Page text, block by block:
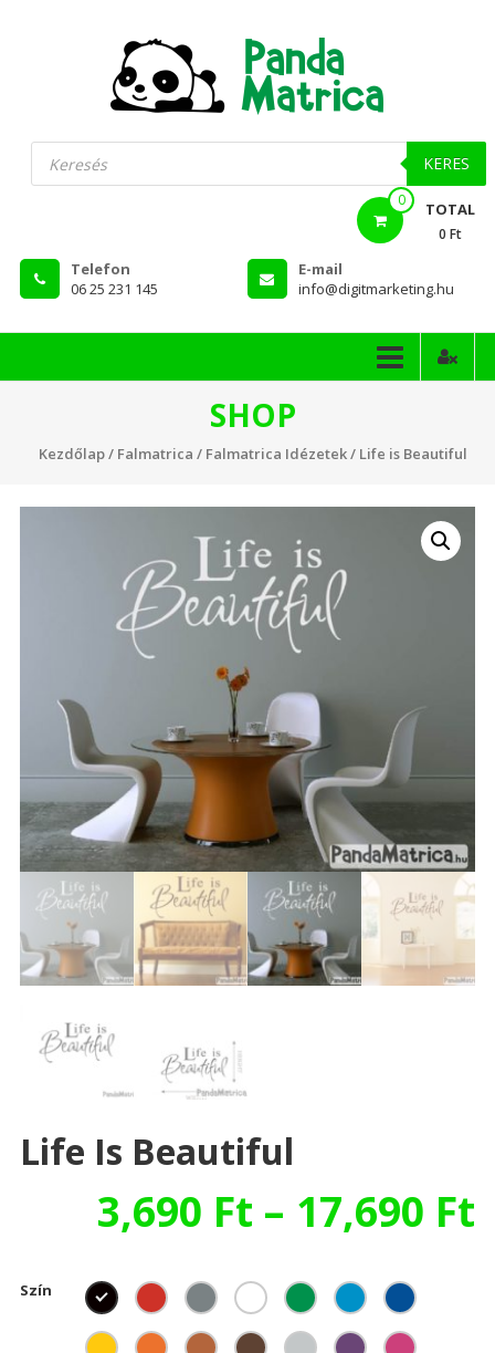
PandaMatrica
falmatrica
Products
search KERES
0 TOTAL
0 Ft
Telefon
06 25 231 145
E-mail
info@digitmarketing.hu
SHOP
Kezdőlap/ Falmatrica / Falmatrica Idézetek/ Life is Beautiful
Life Is Beautiful
3,690 Ft – 17,690 Ft
Szín